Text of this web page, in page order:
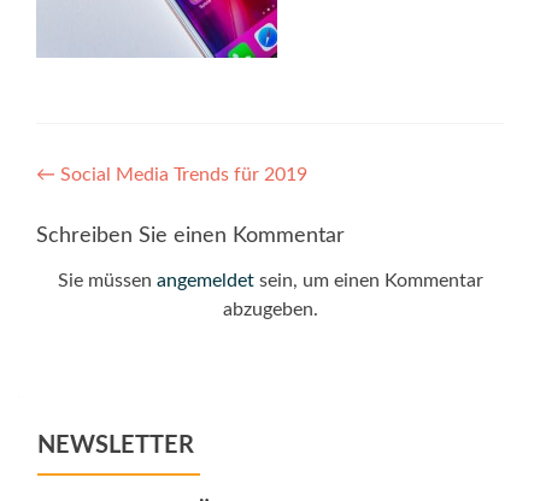
Post
navigation
← Social Media Trends für 2019
Schreiben Sie einen Kommentar
Sie müssen angemeldetsein, um einen Kommentar
abzugeben.
NEWSLETTER